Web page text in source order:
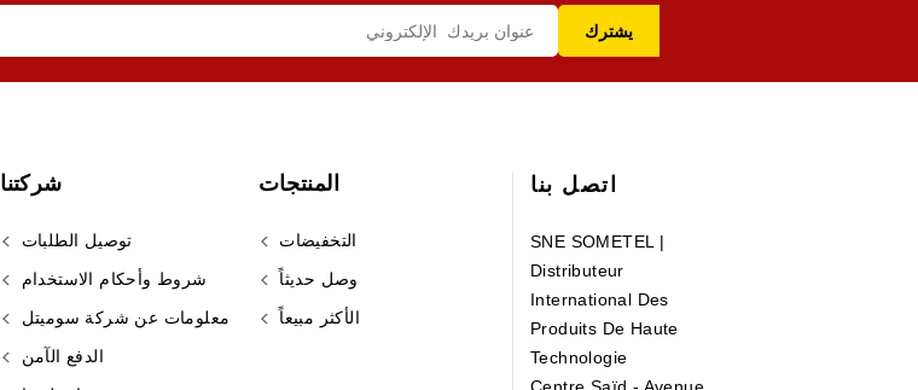
اتصل بنا
SNE SOMETEL |
Distributeur
International Des
Produits De Haute
Technologie
المنتجات
التخفيضات
وصل حديثاً
الأكثر مبيعاً
شركتنا
توصيل الطلبات
شروط وأحكام الاستخدام
معلومات عن شركة سوميتل
الدفع الآمن